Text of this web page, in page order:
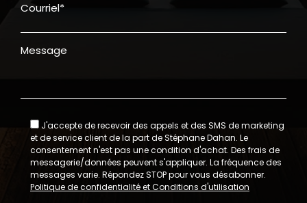
Courriel*
Message
J'accepte de recevoir des appels et des SMS de marketing
et de service client de la part de Stéphane Dahan. Le
consentement n'est pas une condition d'achat. Des frais de
messagerie/données peuvent s'appliquer. La fréquence des
messages varie. Répondez STOP pour vous désabonner.
Politique de confidentialité et Conditions d'utilisation